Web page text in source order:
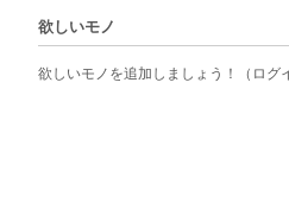
欲しいモノ
欲しいモノを追加しましょう！（ログ